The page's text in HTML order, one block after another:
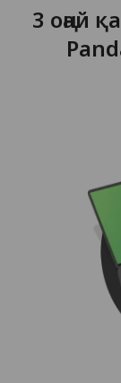
3 оңай